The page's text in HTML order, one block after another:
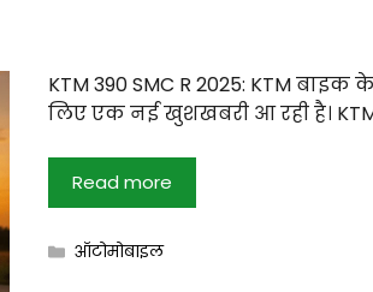
KTM 390 SMC R 2025: KTM
लिए एक नई खुशखबरी आ रही है। KTM
Read more
Categories
ऑटोमोबाइल